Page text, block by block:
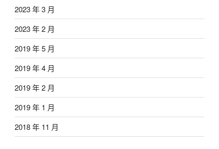
2023 年 3 月
2023 年 2 月
2019 年 5 月
2019 年 4 月
2019 年 2 月
2019 年 1 月
2018 年 11 月